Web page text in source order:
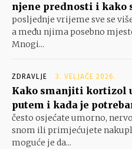
njene prednosti i kako
posljednje vrijeme sve se
a među njima posebno
Mnogi...
ZDRAVLJE 3. VELJAČE 2026.
Kako smanjiti kortizol
putem i kada je
često osjećate umorno,
snom ili primjećujete
moguće je da...